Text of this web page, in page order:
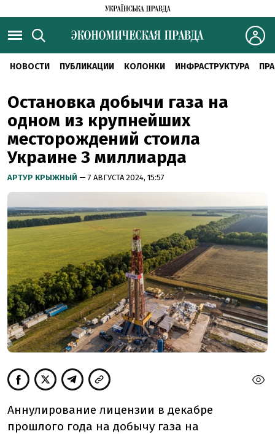
НОВОСТИ ПУБЛИКАЦИИ КОЛОНКИ ИНФРАСТРУКТУРА
Остановка добычи газа на
одном из крупнейших
месторождений стоила
Украине 3 миллиарда
АРТУР КРЫЖНЫЙ — 7 АВГУСТА 2024, 15:57
Аннулирование лицензии в декабре
прошлого года на добычу газа на